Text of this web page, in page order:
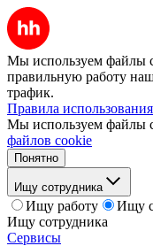
Мы используем файлы
правильную работу
трафик.
Правила
Мы используем файлы
файлов cookie
Понятно
Ищу сотрудника
Ищу работу
Ищу
Ищу сотрудника
Сервисы